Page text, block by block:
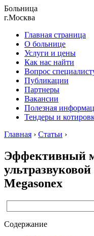
Больница
г.Москва
Главная страница
О больнице
Услуги и цены
Как нас найти
Вопрос
Публикации
Партнеры
Вакансии
Полезная
Тендеры и
Главная › Статьи ›
Эффективный
Megasonex
Содержание